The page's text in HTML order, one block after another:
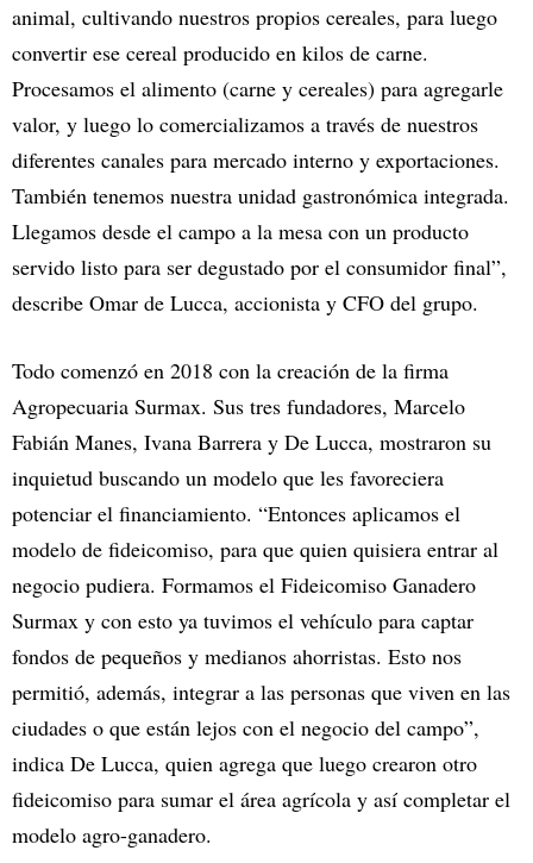
animal, cultivando nuestros propios cereales, para luego
convertir ese cereal producido en kilos de carne.
Procesamos el alimento (carne y cereales) para agregarle
valor, y luego lo comercializamos a través de nuestros
diferentes canales para mercado interno y exportaciones.
También tenemos nuestra unidad gastronómica integrada.
Llegamos desde el campo a la mesa con un producto
servido listo para ser degustado por el consumidor final”,
describe Omar de Lucca, accionista y CFO del grupo.
Todo comenzó en 2018 con la creación de la firma
Agropecuaria Surmax. Sus tres fundadores, Marcelo
Fabián Manes, Ivana Barrera y De Lucca, mostraron su
inquietud buscando un modelo que les favoreciera
potenciar el financiamiento. “Entonces aplicamos el
modelo de fideicomiso, para que quien quisiera entrar al
negocio pudiera. Formamos el Fideicomiso Ganadero
Surmax y con esto ya tuvimos el vehículo para captar
fondos de pequeños y medianos ahorristas. Esto nos
permitió, además, integrar a las personas que viven en las
ciudades o que están lejos con el negocio del campo”,
indica De Lucca, quien agrega que luego crearon otro
fideicomiso para sumar el área agrícola y así completar el
modelo agro-ganadero.